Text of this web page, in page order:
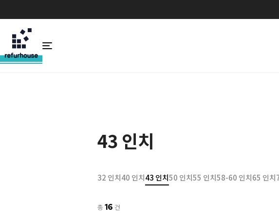
43 인치
32 인치40 인치43 인치50 인치55 인치58-60 인치65 인치
총 16 건